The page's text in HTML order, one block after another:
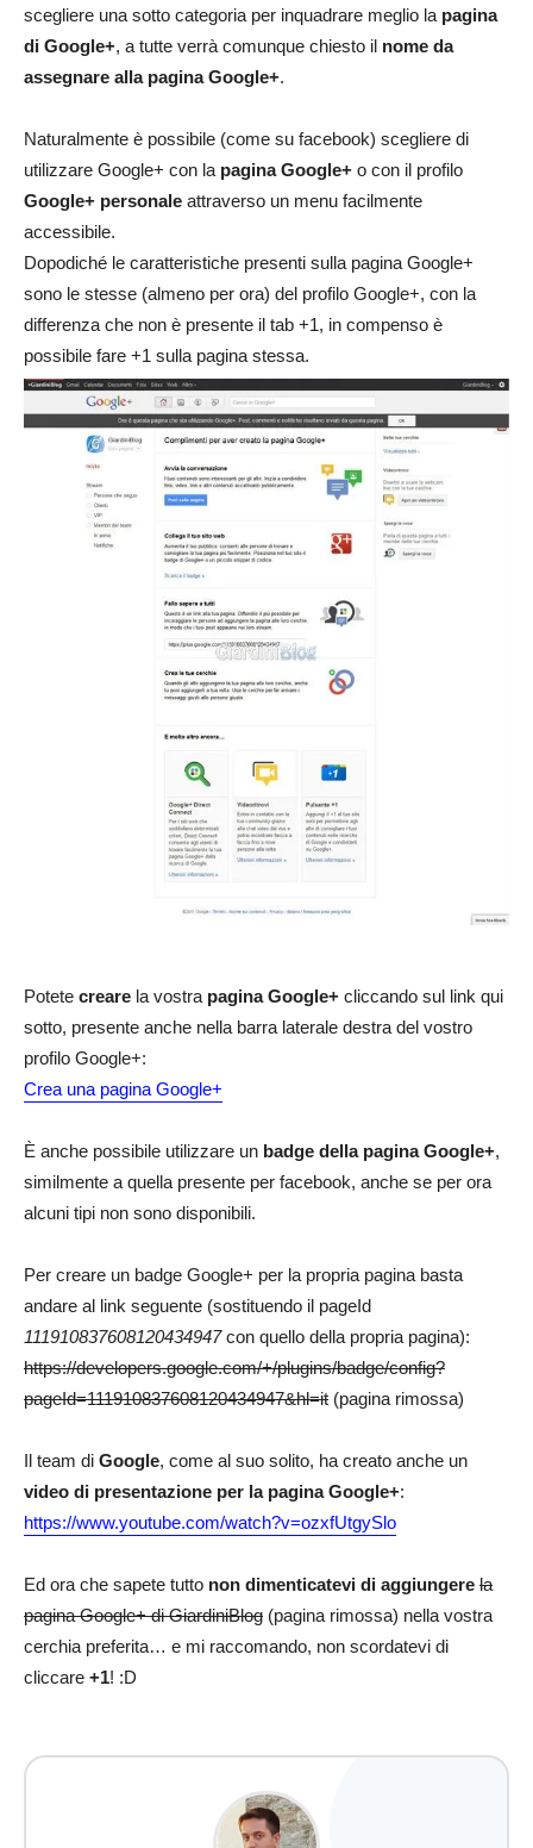
scegliere una sotto categoria per inquadrare meglio la pagina
di Google+, a tutte verrà comunque chiesto il nome da
assegnare alla pagina Google+.
Naturalmente è possibile (come su facebook) scegliere di
utilizzare Google+ con la pagina Google+ o con il profilo
Google+ personale attraverso un menu facilmente
accessibile.
Dopodiché le caratteristiche presenti sulla pagina Google+
sono le stesse (almeno per ora) del profilo Google+, con la
differenza che non è presente il tab +1, in compenso è
possibile fare +1 sulla pagina stessa.
Potete creare la vostra pagina Google+ cliccando sul link qui
sotto, presente anche nella barra laterale destra del vostro
profilo Google+:
Crea una pagina Google+
È anche possibile utilizzare un badge della pagina Google+,
similmente a quella presente per facebook, anche se per ora
alcuni tipi non sono disponibili.
Per creare un badge Google+ per la propria pagina basta
andare al link seguente (sostituendo il pageId
111910837608120434947con quello della propria pagina):
https://developers.google.com/+/plugins/badge/config?
pageId=111910837608120434947&hl=it (pagina rimossa)
Il team di Google, come al suo solito, ha creato anche un
video di presentazione per la pagina Google+:
https://www.youtube.com/watch?v=ozxfUtgySlo
Ed ora che sapete tutto non dimenticatevi di aggiungere la
pagina Google+ di GiardiniBlog (pagina rimossa) nella vostra
cerchia preferita… e mi raccomando, non scordatevi di
cliccare +1! :D